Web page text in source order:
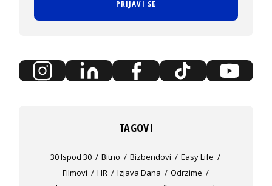
PRIJAVI SE
TAGOVI
30 Ispod 30 Bitno Bizbendovi
Easy Life
Filmovi
HR Izjava Dana
Odrzime